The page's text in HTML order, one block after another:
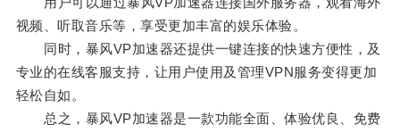
视频、听取音乐等，享受更加丰富的娱乐体验。
同时，暴风VP加速器还提供一键连接的快速方便性，及
专业的在线客服支持，让用户使用及管理VPN服务变得更加
轻松自如。
总之，暴风VP加速器是一款功能全面、体验优良、免费